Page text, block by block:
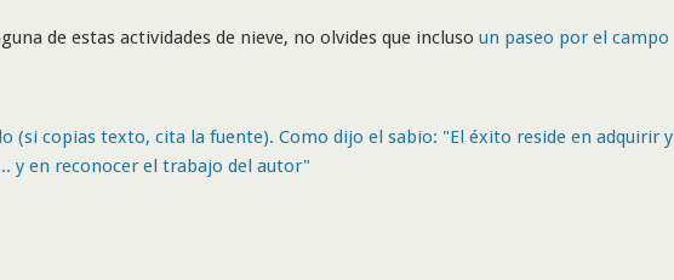
de estas actividades de nieve, no olvides que incluso un paseo por el campo
(si copias texto, cita la fuente). Como dijo el sabio: "El éxito reside en adquirir y
y en reconocer el trabajo del autor"